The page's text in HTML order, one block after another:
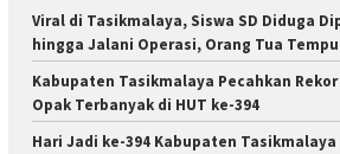
Viral di Tasikmalaya, Siswa SD Diduga
hingga Jalani Operasi, Orang Tua
Kabupaten Tasikmalaya Pecahkan Rekor
Opak Terbanyak di HUT ke-394
Hari Jadi ke-394 Kabupaten